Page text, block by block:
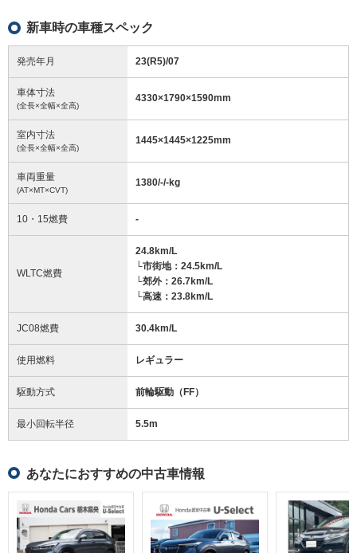
新車時の車種スペック
発売年月 23(R5)/07
車体寸法
(全長×全幅×全高)
4330×1790×1590mm
室内寸法
(全長×全幅×全高)
1445×1445×1225mm
車両重量
(AT×MT×CVT)
1380/-/-kg
10・15燃費 -
WLTC燃費
24.8km/L
└市街地：24.5km/L
└郊外：26.7km/L
└高速：23.8km/L
JC08燃費 30.4km/L
使用燃料 レギュラー
駆動方式 前輪駆動（FF）
最小回転半径 5.5m
あなたにおすすめの中古車情報